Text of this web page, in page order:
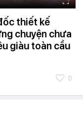
thiết kế
chuyện chưa
giàu toàn cầu
0